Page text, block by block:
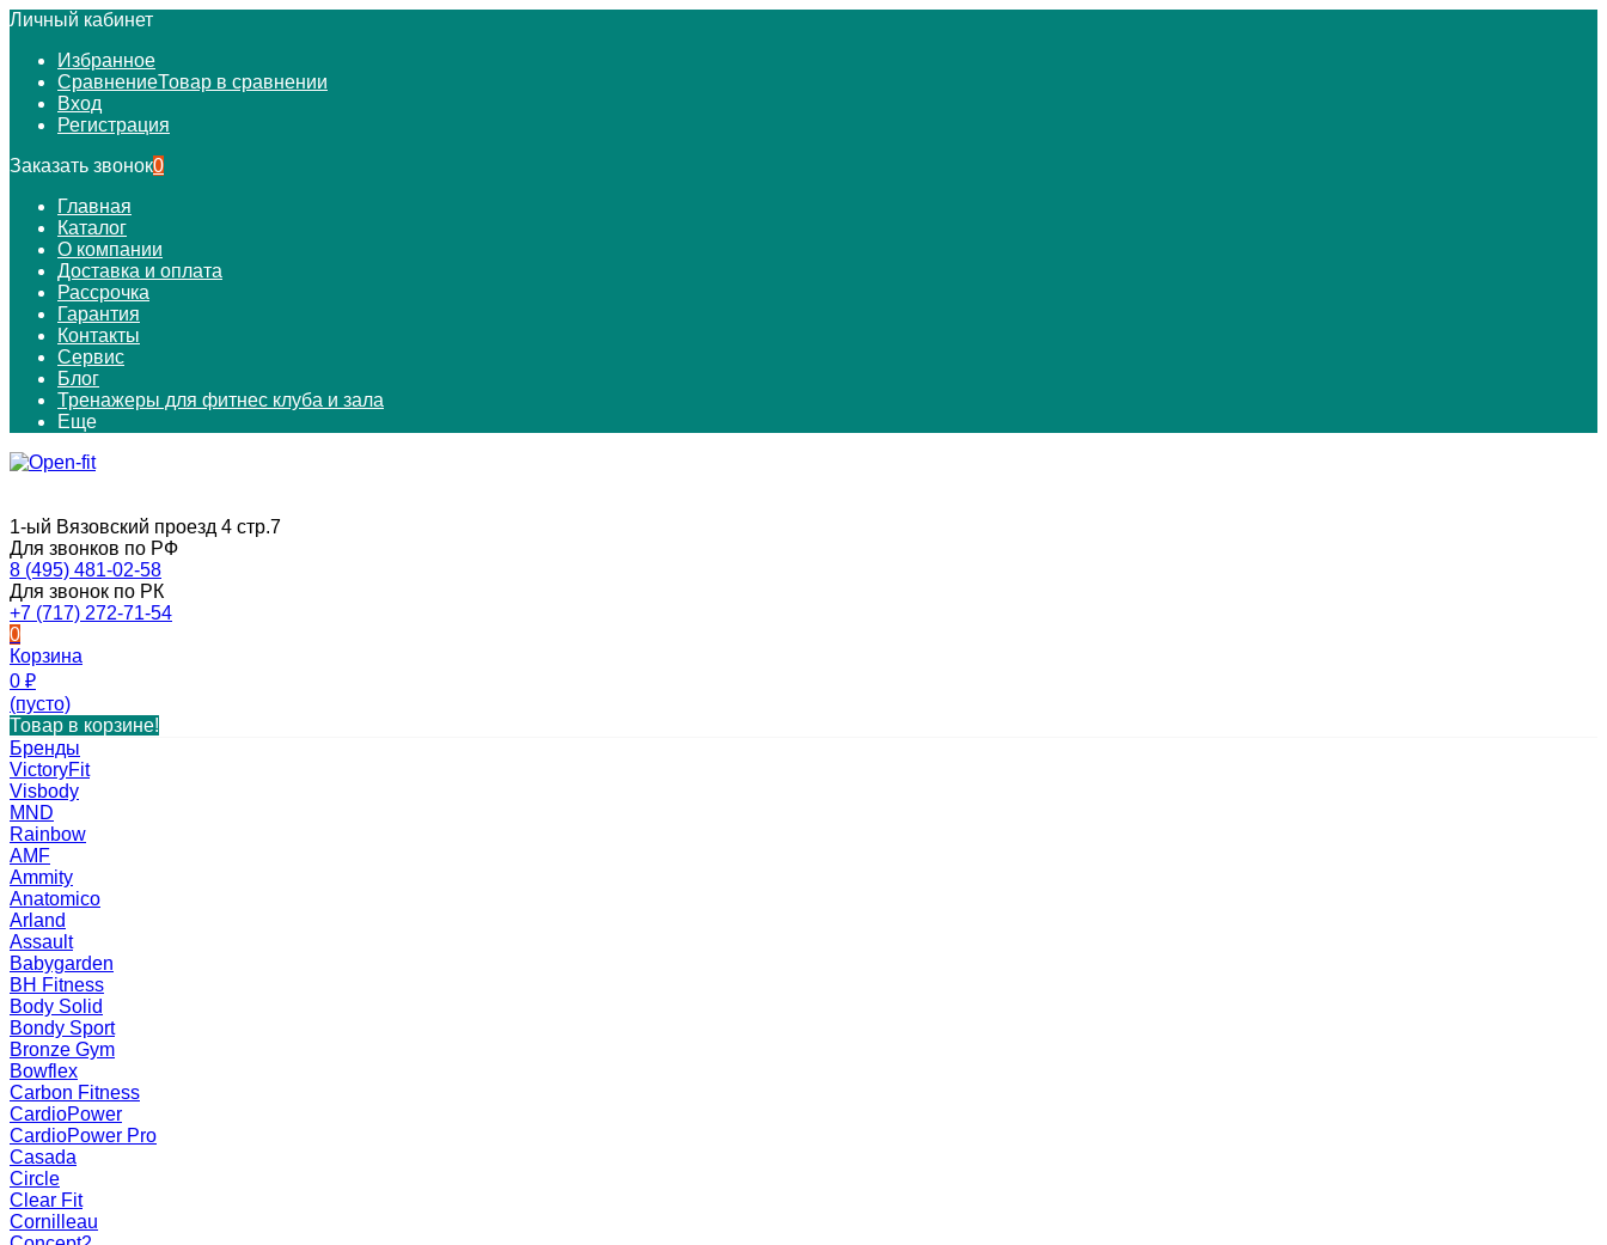
Личный кабинет
Избранное
СравнениеТовар в сравнении
Вход
Регистрация
Заказать звонок0
Главная
Каталог
О компании
Доставка и оплата
Рассрочка
Гарантия
Контакты
Сервис
Блог
Тренажеры для фитнес клуба и зала
Еще
1-ый Вязовский проезд 4 стр.7
Для звонков по РФ
8 (495) 481-02-58
Для звонок по РК
+7 (717) 272-71-54
0
Корзина
0 ₽
(пусто)
Товар в корзине!
Бренды
VictoryFit
Visbody
MND
Rainbow
AMF
Ammity
Anatomico
Arland
Assault
Babygarden
BH Fitness
Body Solid
Bondy Sport
Bronze Gym
Bowflex
Carbon Fitness
CardioPower
CardioPower Pro
Casada
Circle
Clear Fit
Cornilleau